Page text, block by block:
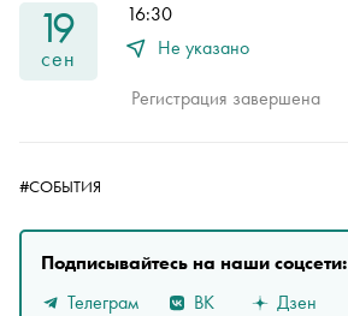
19
сен
16:30
Не указано
Регистрация завершена
#СОБЫТИЯ
Подписывайтесь на наши соцсети:
Телеграм
ВК Дзен